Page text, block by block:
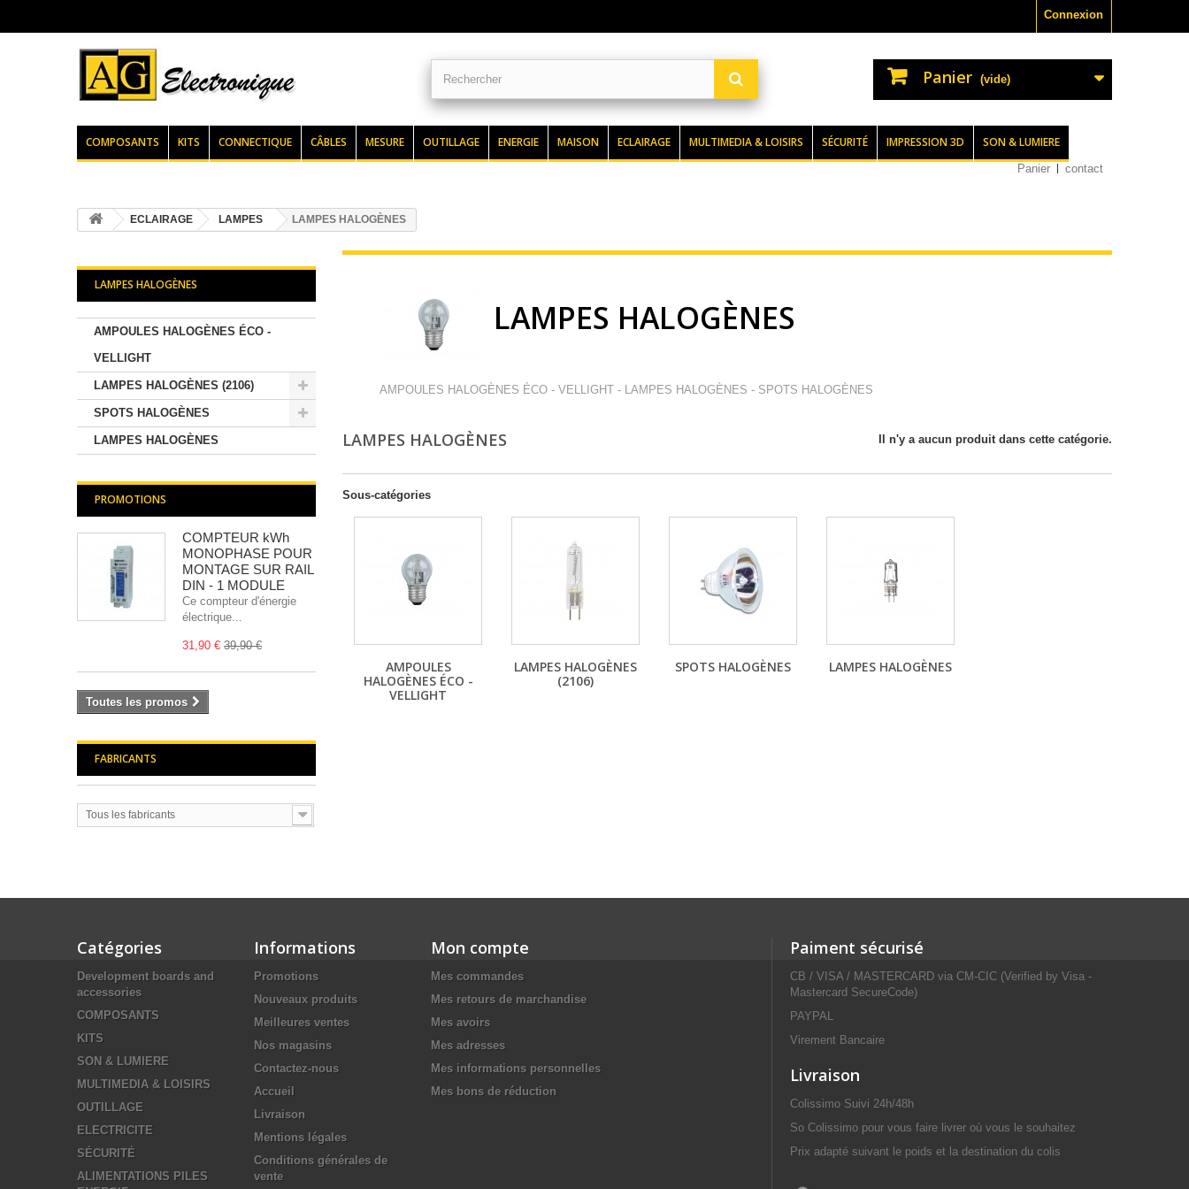
Connexion
Panier (vide)
COMPOSANTS KITS CONNECTIQUE CÂBLES MESURE OUTILLAGE ENERGIE MAISON ECLAIRAGE MULTIMEDIA & LOISIRS SÉCURITÉ IMPRESSION 3D SON & LUMIERE
Panier contact
ECLAIRAGE LAMPES LAMPES HALOGÈNES
LAMPES HALOGÈNES
AMPOULES HALOGÈNES ÉCO -
VELLIGHT
LAMPES HALOGÈNES (2106)
SPOTS HALOGÈNES
LAMPES HALOGÈNES
PROMOTIONS
COMPTEUR kWh
MONOPHASE POUR
MONTAGE SUR RAIL
DIN - 1 MODULE
Ce compteur d'énergie
électrique...
31,90 € 39,90 €
Toutes les promos
FABRICANTS
Tous les fabricants
LAMPES HALOGÈNES
AMPOULES HALOGÈNES ÉCO - VELLIGHT - LAMPES HALOGÈNES - SPOTS HALOGÈNES
LAMPES HALOGÈNES Il n'y a aucun produit dans cette catégorie.
Sous-catégories
AMPOULES
HALOGÈNES ÉCO -
VELLIGHT
LAMPES HALOGÈNES
(2106)
SPOTS HALOGÈNES LAMPES HALOGÈNES
Catégories
Development boards and
accessories
COMPOSANTS
KITS
SON & LUMIERE
MULTIMEDIA & LOISIRS
OUTILLAGE
ELECTRICITE
SÉCURITÉ
ALIMENTATIONS PILES
Informations
Promotions
Nouveaux produits
Meilleures ventes
Nos magasins
Contactez-nous
Accueil
Livraison
Mentions légales
Conditions générales de
vente
Mon compte
Mes commandes
Mes retours de marchandise
Mes avoirs
Mes adresses
Mes informations personnelles
Mes bons de réduction
Paiment sécurisé
CB / VISA / MASTERCARD via CM-CIC (Verified by Visa -
Mastercard SecureCode)
PAYPAL
Virement Bancaire
Livraison
Colissimo Suivi 24h/48h
So Colissimo pour vous faire livrer où vous le souhaitez
Prix adapté suivant le poids et la destination du colis